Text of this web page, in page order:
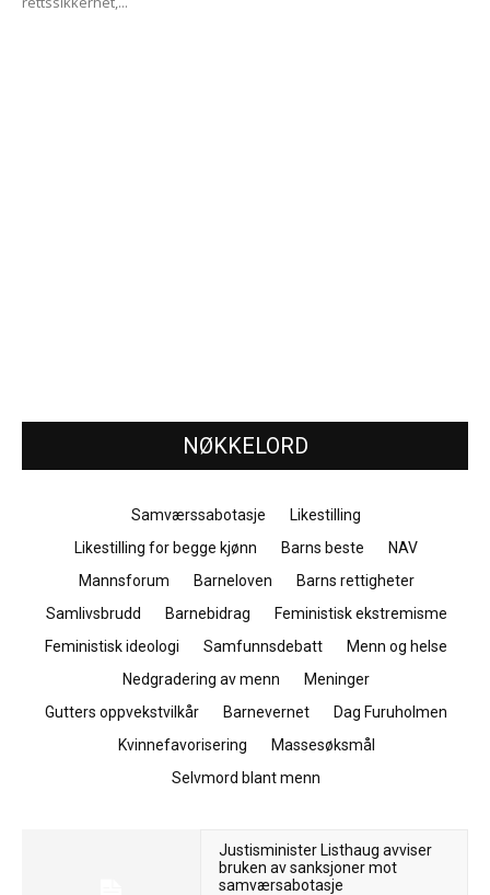
NØKKELORD
Samværssabotasje
Likestilling
Likestilling for begge kjønn
Barns beste
NAV
Mannsforum
Barneloven
Barns rettigheter
Samlivsbrudd
Barnebidrag
Feministisk ekstremisme
Feministisk ideologi
Samfunnsdebatt
Menn og helse
Nedgradering av menn
Meninger
Gutters oppvekstvilkår
Barnevernet
Dag Furuholmen
Kvinnefavorisering
Massesøksmål
Selvmord blant menn
Justisminister Listhaug avviser
bruken av sanksjoner mot
samværsabotasje